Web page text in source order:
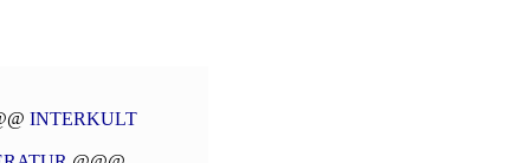
INTERKULT